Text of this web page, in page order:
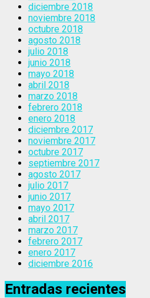
diciembre 2018
noviembre 2018
octubre 2018
agosto 2018
julio 2018
junio 2018
mayo 2018
abril 2018
marzo 2018
febrero 2018
enero 2018
diciembre 2017
noviembre 2017
octubre 2017
septiembre 2017
agosto 2017
julio 2017
junio 2017
mayo 2017
abril 2017
marzo 2017
febrero 2017
enero 2017
diciembre 2016
Entradas recientes